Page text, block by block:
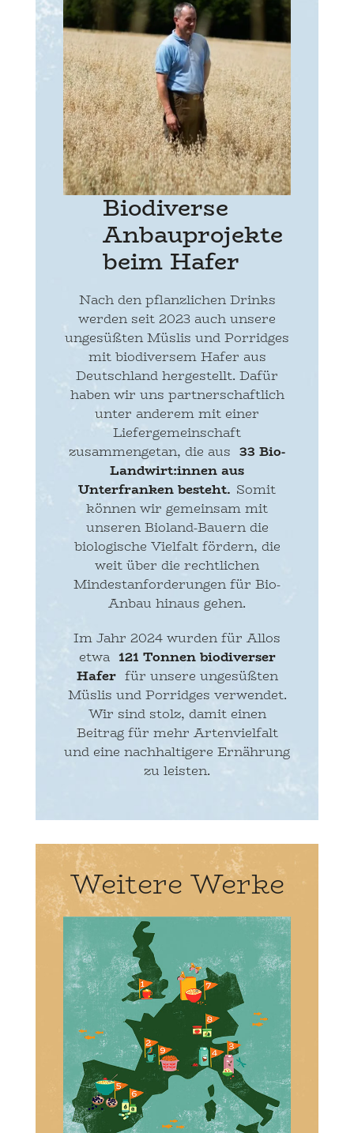
Biodiverse
Anbauprojekte
beim Hafer
Nach den pflanzlichen Drinks
werden seit 2023 auch unsere
ungesüßten Müslis und Porridges
mit biodiversem Hafer aus
Deutschland hergestellt. Dafür
haben wir uns partnerschaftlich
unter anderem mit einer
Liefergemeinschaft
zusammengetan, die aus 33 Bio-
Landwirt:innen aus
Unterfranken besteht. Somit
können wir gemeinsam mit
unseren Bioland-Bauern die
biologische Vielfalt fördern, die
weit über die rechtlichen
Mindestanforderungen für Bio-
Anbau hinaus gehen.
Im Jahr 2024 wurden für Allos
etwa 121 Tonnen biodiverser
Haferfür unsere ungesüßten
Müslis und Porridges verwendet.
Wir sind stolz, damit einen
Beitrag für mehr Artenvielfalt
und eine nachhaltigere Ernährung
zu leisten.
Weitere Werke